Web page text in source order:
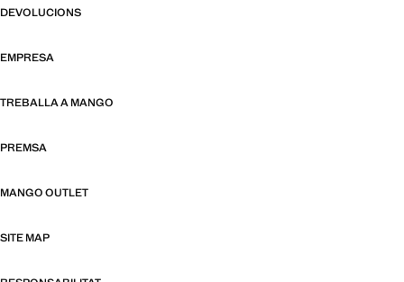
DEVOLUCIONS
EMPRESA
TREBALLA A MANGO
PREMSA
MANGO OUTLET
SITE MAP